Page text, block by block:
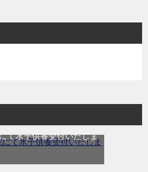
て水子供養受付いたしま